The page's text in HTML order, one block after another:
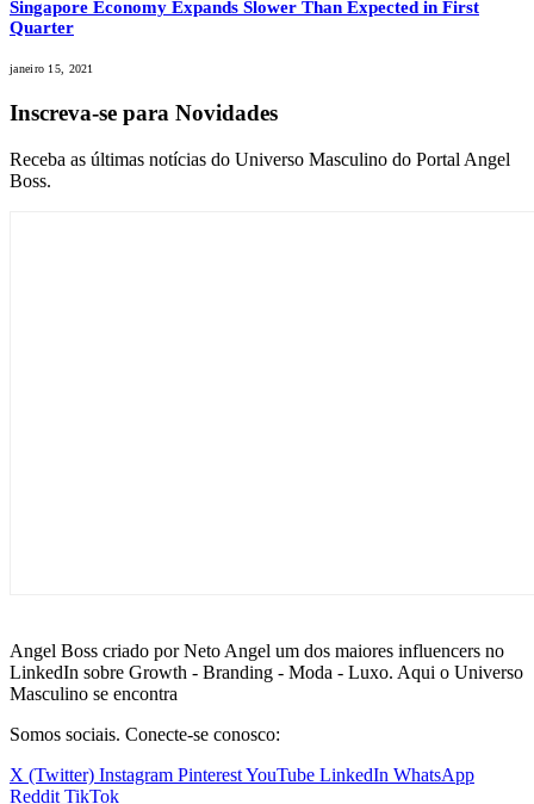
Singapore Economy Expands Slower Than Expected in First
Quarter
janeiro 15, 2021
Inscreva-se para Novidades
Receba as últimas notícias do Universo Masculino do Portal Angel
Boss.
Angel Boss criado por Neto Angel um dos maiores influencers no
LinkedIn sobre Growth - Branding - Moda - Luxo. Aqui o Universo
Masculino se encontra
Somos sociais. Conecte-se conosco:
X (Twitter) Instagram PinterestYouTube LinkedIn WhatsApp
Reddit TikTok